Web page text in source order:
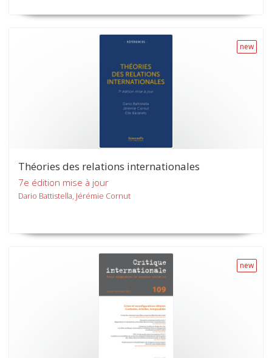
new
Théories des relations internationales
7e édition mise à jour
Dario Battistella, Jérémie Cornut
new